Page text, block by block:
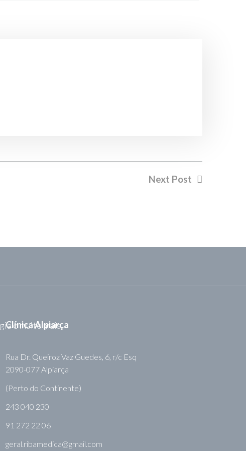
Next Post
Clínica Alpiarça
Rua Dr. Queiroz Vaz Guedes, 6, r/c Esq
2090-077 Alpiarça
(Perto do Continente)
243 040 230
91 272 22 06
geral.ribamedica@gmail.com